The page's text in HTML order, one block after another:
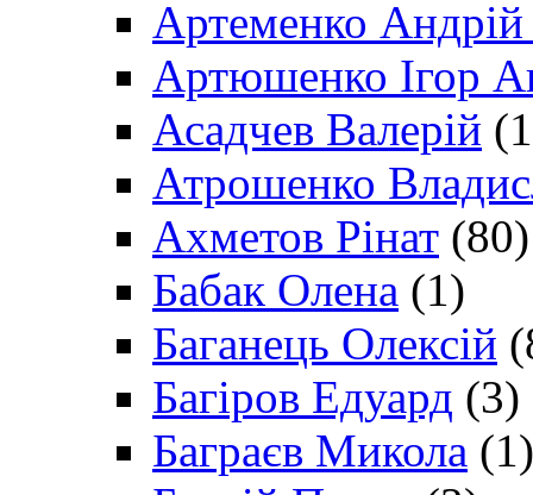
Артеменко Андрій
Артюшенко Ігор
Асадчев Валерій
Атрошенко
Ахметов Рінат (80)
Бабак Олена (1)
Баганець Олексій
Багіров Едуард (3)
Баграєв Микола (1)